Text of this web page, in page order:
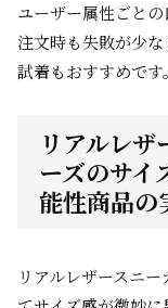
ユーザー属性ごと
注文時も失敗が少
試着もおすすめです。
リアルレザ
ーズのサイ
能性商品の
リアルレザースニ